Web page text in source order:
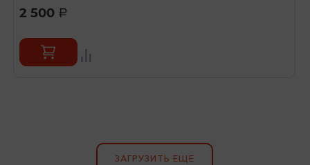
2 500 a
ЗАГРУЗИТЬ ЕЩЕ